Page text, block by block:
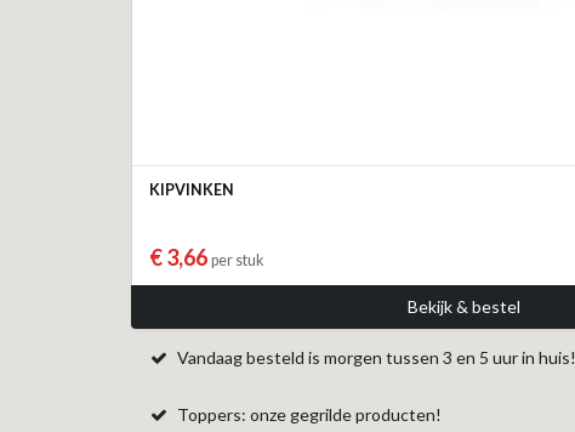
KIPVINKEN
€ 3,66 per stuk
Bekijk & bestel
Vandaag besteld is morgen tussen 3 en 5 uur in huis!
Toppers: onze gegrilde producten!